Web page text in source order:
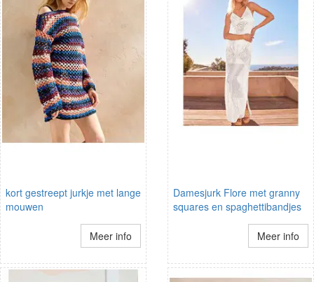
kort gestreept jurkje met lange
mouwen
Meer info
Damesjurk Flore met granny
squares en spaghettibandjes
Meer info